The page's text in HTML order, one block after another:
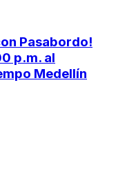
Pasabordo!
p.m. al
Medellín